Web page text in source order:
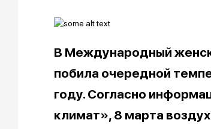
В Международный
побила очередной
году. Согласно
климат», 8 марта